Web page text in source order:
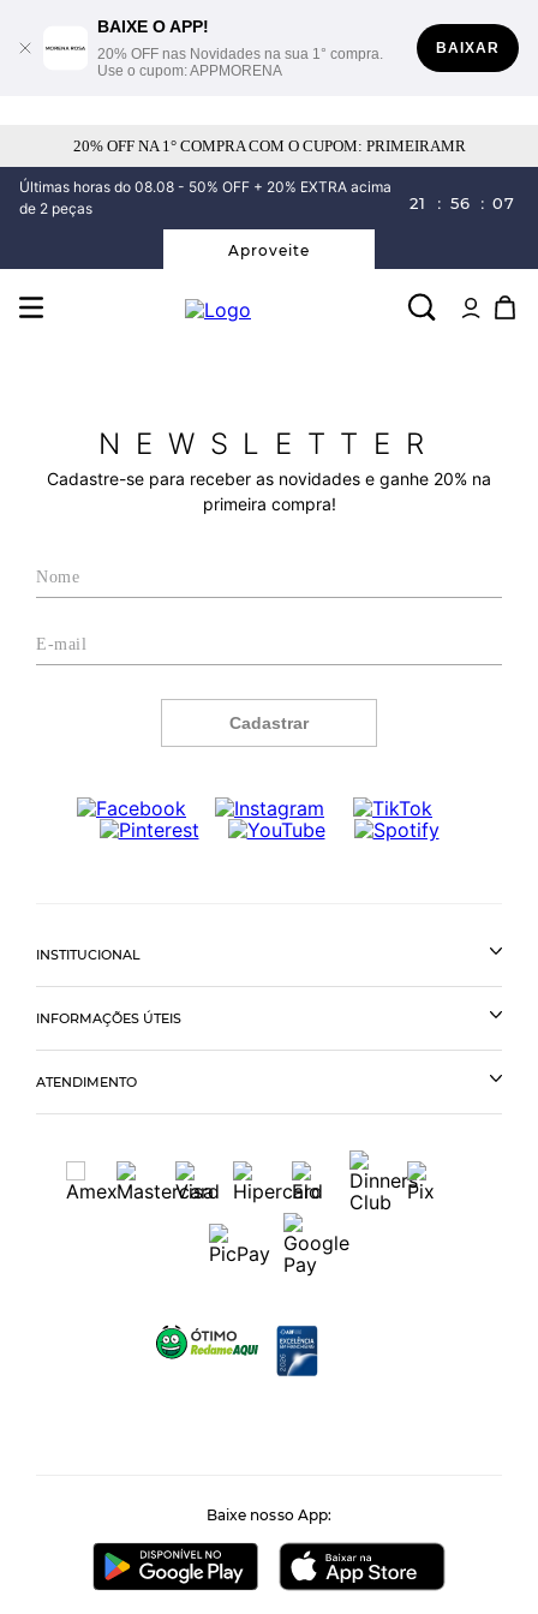
BAIXE O APP!
20% OFF nas Novidades na sua 1° compra.
Use o cupom: APPMORENA
BAIXAR
20% OFF NA 1° COMPRA COM O CUPOM: PRIMEIRAMR
Últimas horas do 08.08 - 50% OFF + 20% EXTRA acima
de 2 peças
21 : 56 : 07
Aproveite
NEWSLETTER
Cadastre-se para receber as novidades e ganhe 20% na
primeira compra!
Cadastrar
INSTITUCIONAL
INFORMAÇÕES ÚTEIS
ATENDIMENTO
Baixe nosso App: